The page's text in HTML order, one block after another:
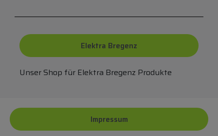
Elektra Bregenz
Unser Shop für Elektra Bregenz Produkte
Impressum